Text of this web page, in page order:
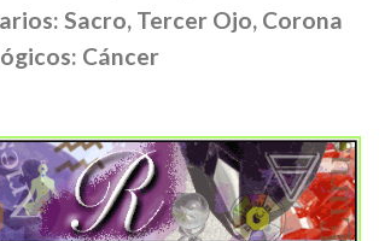
Sacro, Tercer Ojo, Corona
Cáncer